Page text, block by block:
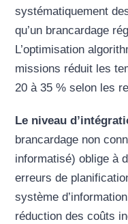
systématiquement
qu’un brancardage
L’optimisation
missions réduit les
20 à 35 % selon les
Le niveau
brancardage non
informatisé) oblige à
erreurs de
système
réduction des coûts